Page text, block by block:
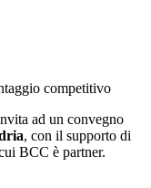
competitivo
ad un convegno
, con il supporto di
BCC è partner.